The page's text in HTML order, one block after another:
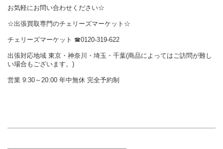
お気軽にお問い合わせください☆
☆出張買取専門のチェリーズマーケット☆
チェリーズマーケット ☎︎0120-319-622
出張対応地域 東京・神奈川・埼玉・千葉(商品によってはご訪問が難し
い場合もございます。)
営業 9:30～20:00 年中無休 完全予約制